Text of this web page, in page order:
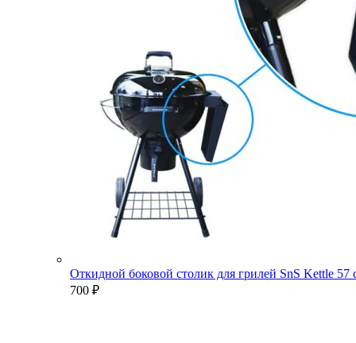
Откидной боковой столик для грилей SnS Kettle 57
700 ₽